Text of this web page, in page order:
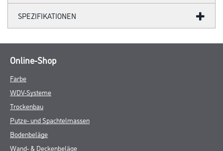
SPEZIFIKATIONEN
Online-Shop
Farbe
WDV-Systeme
Trockenbau
Putze- und Spachtelmassen
Bodenbeläge
Wand- & Deckenbeläge